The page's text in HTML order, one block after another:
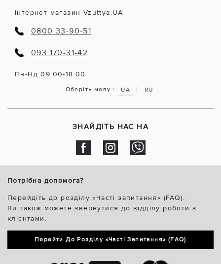
Інтернет магазин Vzuttya.UA
0800 33-90-51
093 170-31-42
Пн-Нд 09:00-18:00
Оберіть мову : UA | RU
ЗНАЙДІТЬ НАС НА
Потрібна допомога?
Перейдіть до розділу «Часті запитання» (FAQ).
Ви також можете звернутися до відділу роботи з
клієнтами.
Перейти До Розділу «Часті Запитання» (FAQ)